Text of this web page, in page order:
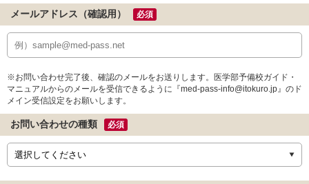
メールアドレス（確認用） 必須
※お問い合わせ完了後、確認のメールをお送りします。医学部予備校ガイド・
マニュアルからのメールを受信できるように『med-pass-info@itokuro.jp』のド
メイン受信設定をお願いします。
お問い合わせの種類 必須